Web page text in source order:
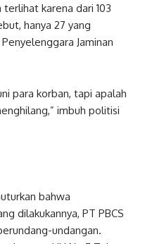
karena dari 103
hanya 27 yang
Jaminan
para korban, tapi apalah
imbuh politisi
bahwa
dilakukannya, PT PBCS
undangan.